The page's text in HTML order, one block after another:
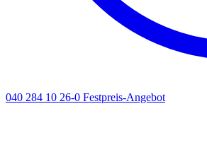
040 284 10 26-0 Festpreis-Angebot